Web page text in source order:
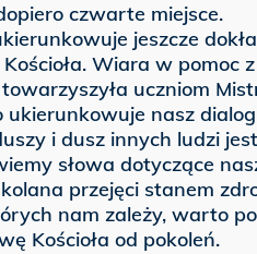
czwarte miejsce.
jeszcze
Wiara w pomoc
uczniom
ukierunkowuje nasz
i dusz innych ludzi
słowa dotyczące
przejęci stanem
nam zależy, warto
Kościoła od pokoleń.